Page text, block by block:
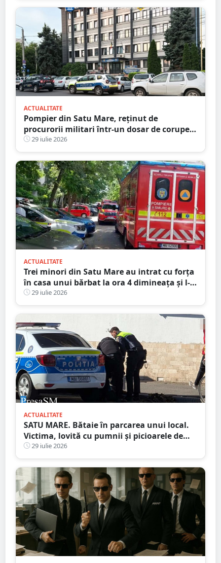
ACTUALITATE
Pompier din Satu Mare, reținut de
procurorii militari într-un dosar de corupere
sexuală a minorilor. Este și antrenor la un
club sportiv
29 iulie 2026
ACTUALITATE
Trei minori din Satu Mare au intrat cu forța
în casa unui bărbat la ora 4 dimineața și l-
au bătut
29 iulie 2026
ACTUALITATE
SATU MARE. Bătaie în parcarea unui local.
Victima, lovită cu pumnii și picioarele de
trei agresori
29 iulie 2026